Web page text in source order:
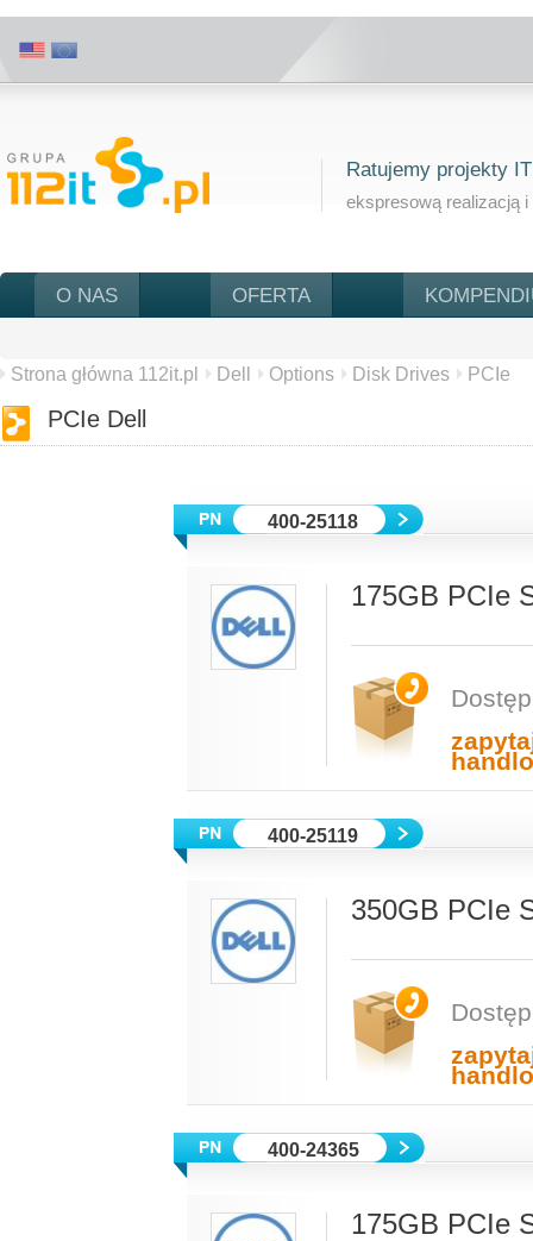
Ratujemy projekty IT
ekspresową realizacją i
O NAS OFERTA
Strona główna 112it.pl Dell Options Disk Drives PCIe
PCIe Dell
400-25118
175GB PCIe
400-25119
350GB PCIe
400-24365
175GB PCIe